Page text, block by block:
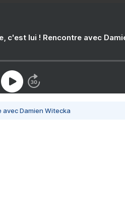
c'est lui ! Rencontre avec
avec Damien Witecka